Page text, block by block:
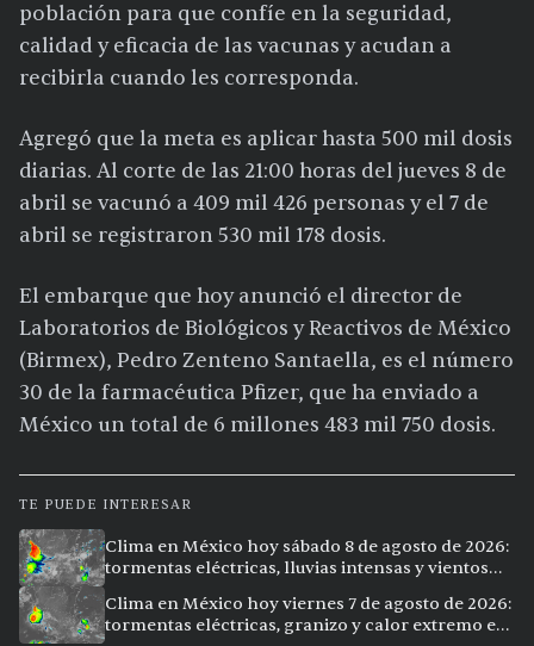
población para que confíe en la seguridad,
calidad y eficacia de las vacunas y acudan a
recibirla cuando les corresponda.
Agregó que la meta es aplicar hasta 500 mil dosis
diarias. Al corte de las 21:00 horas del jueves 8 de
abril se vacunó a 409 mil 426 personas y el 7 de
abril se registraron 530 mil 178 dosis.
El embarque que hoy anunció el director de
Laboratorios de Biológicos y Reactivos de México
(Birmex), Pedro Zenteno Santaella, es el número
30 de la farmacéutica Pfizer, que ha enviado a
México un total de 6 millones 483 mil 750 dosis.
TE PUEDE INTERESAR
Clima en México hoy sábado 8 de agosto de 2026:
tormentas eléctricas, lluvias intensas y vientos
Clima en México hoy viernes 7 de agosto de 2026:
tormentas eléctricas, granizo y calor extremo en